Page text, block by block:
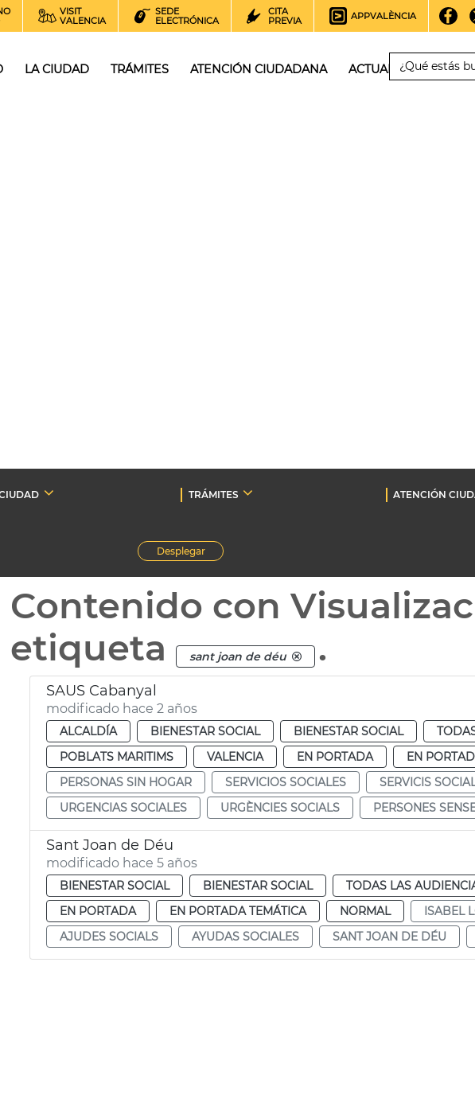
VISIT
VALENCIA
SEDE
ELECTRÓNICA
CITA
PREVIA
APPVALÈNCIA
LA CIUDAD TRÁMITES ATENCIÓN CIUDADANA ACTUALIDAD
TRÁMITES
ATENCIÓN
Desplegar
Contenido con
etiqueta
sant joan de déu .
SAUS Cabanyal
modificado hace 2 años
ALCALDÍA BIENESTAR SOCIAL BIENESTAR SOCIAL
POBLATS MARITIMS
VALENCIA EN PORTADA EN
PERSONAS SIN HOGAR
SERVICIOS SOCIALES SERVICIS
URGENCIAS SOCIALES
URGÈNCIES SOCIALS PERSONES
Sant Joan de Déu
modificado hace 5 años
BIENESTAR SOCIAL BIENESTAR SOCIAL TODAS LAS
EN PORTADA
EN PORTADA TEMÁTICA NORMAL ISABEL
AJUDES SOCIALS
AYUDAS SOCIALES SANT JOAN DE DÉU